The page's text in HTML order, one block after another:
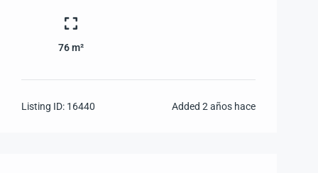
76 m²
Listing ID: 16440 Added 2 años hace